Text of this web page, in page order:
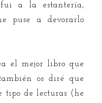
a la estantería,
puse a devorarlo
el mejor libro que
os diré que
tipo de lecturas (he